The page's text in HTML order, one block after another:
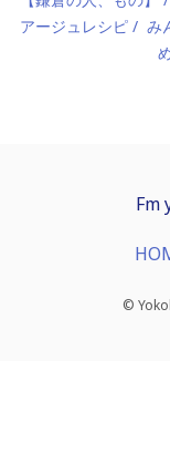
アージュレシピ
み
Fm
©